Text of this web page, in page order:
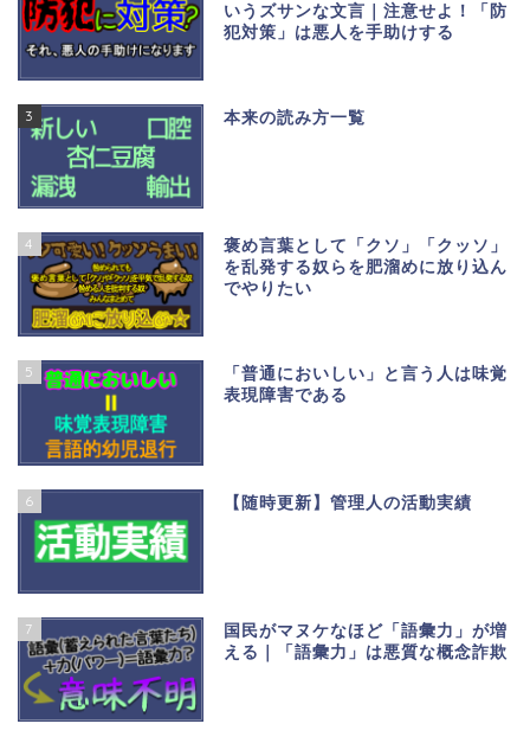
いうズサンな文言｜注意せよ！「防
犯対策」は悪人を手助けする
3 本来の読み方一覧
4
褒め言葉として「クソ」「クッソ」
を乱発する奴らを肥溜めに放り込ん
でやりたい
5
「普通においしい」と言う人は味覚
表現障害である
6 【随時更新】管理人の活動実績
7
国民がマヌケなほど「語彙力」が増
える｜「語彙力」は悪質な概念詐欺